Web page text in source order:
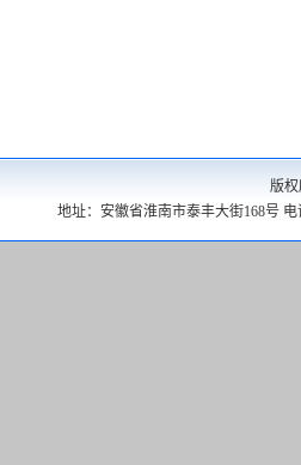
版
地址：安徽省淮南市泰丰大街168号